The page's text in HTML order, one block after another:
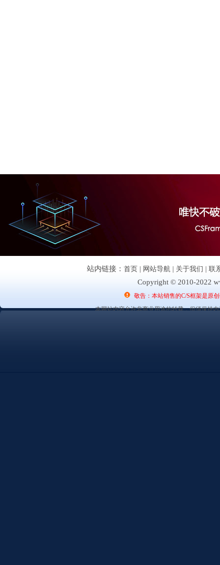
站内链接： 首页 | 网站导航 | 关于我们 | 联
Copyright © 2010-2022
敬告：本站销售的C/S框架是原
本网站内容允许非商业用途的转载，但须保持